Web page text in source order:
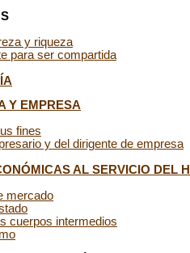
y riqueza
para ser compartida
Y EMPRESA
fines
y del dirigente de empresa
AL SERVICIO DEL
mercado
cuerpos intermedios